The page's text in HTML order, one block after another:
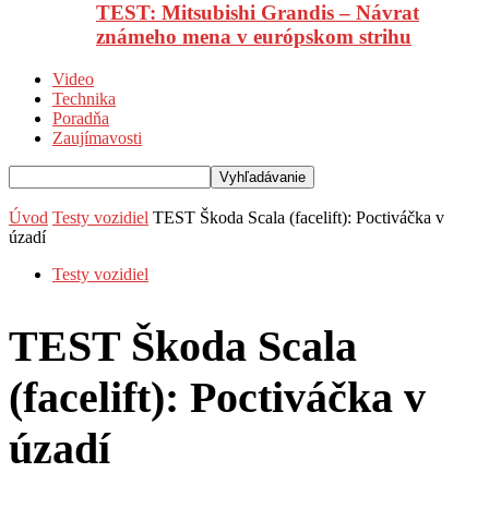
TEST: Mitsubishi Grandis – Návrat
známeho mena v európskom strihu
Video
Technika
Poradňa
Zaujímavosti
Úvod Testy vozidiel TEST Škoda Scala (facelift): Poctiváčka v
úzadí
Testy vozidiel
TEST Škoda Scala
(facelift): Poctiváčka v
úzadí